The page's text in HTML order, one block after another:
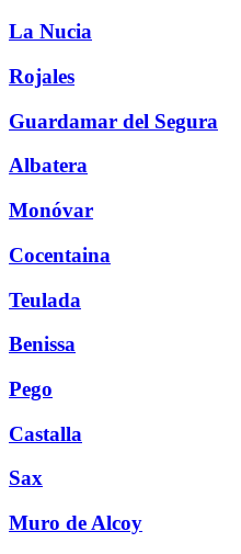
La Nucia
Rojales
Guardamar del Segura
Albatera
Monóvar
Cocentaina
Teulada
Benissa
Pego
Castalla
Sax
Muro de Alcoy